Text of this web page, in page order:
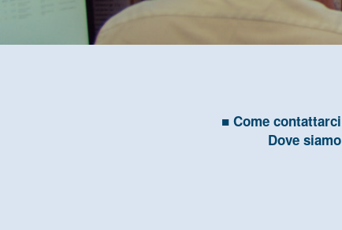
Come contattarci
Dove siamo